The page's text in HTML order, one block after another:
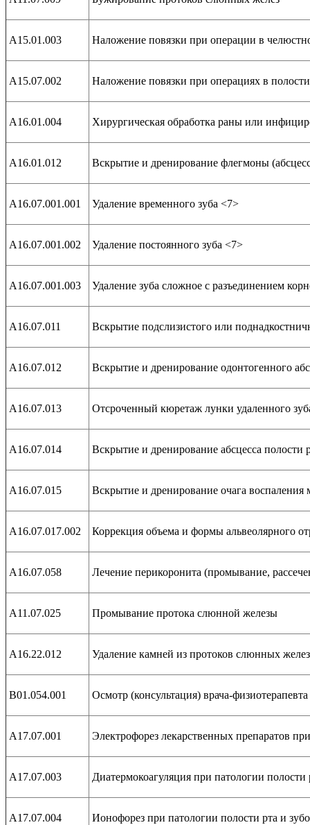
А15.01.003 Наложение повязки при операции в
А15.07.002 Наложение повязки при операциях в
А16.01.004 Хирургическая обработка раны или
А16.01.012 Вскрытие и дренирование флегмоны
А16.07.001.001 Удаление временного зуба <7>
А16.07.001.002 Удаление постоянного зуба <7>
А16.07.001.003 Удаление зуба сложное с разъединением
А16.07.011 Вскрытие подслизистого или
А16.07.012 Вскрытие и дренирование одонтогенного
А16.07.013 Отсроченный кюретаж лунки удаленного
А16.07.014 Вскрытие и дренирование абсцесса полости
А16.07.015 Вскрытие и дренирование очага
А16.07.017.002 Коррекция объема и формы альвеолярного
А16.07.058 Лечение перикоронита (промывание,
А11.07.025 Промывание протока слюнной железы
А16.22.012 Удаление камней из протоков слюнных желез
В01.054.001 Осмотр (консультация) врача-физиотерапевта
А17.07.001 Электрофорез лекарственных препаратов
А17.07.003 Диатермокоагуляция при патологии полости
А17.07.004 Ионофорез при патологии полости рта и